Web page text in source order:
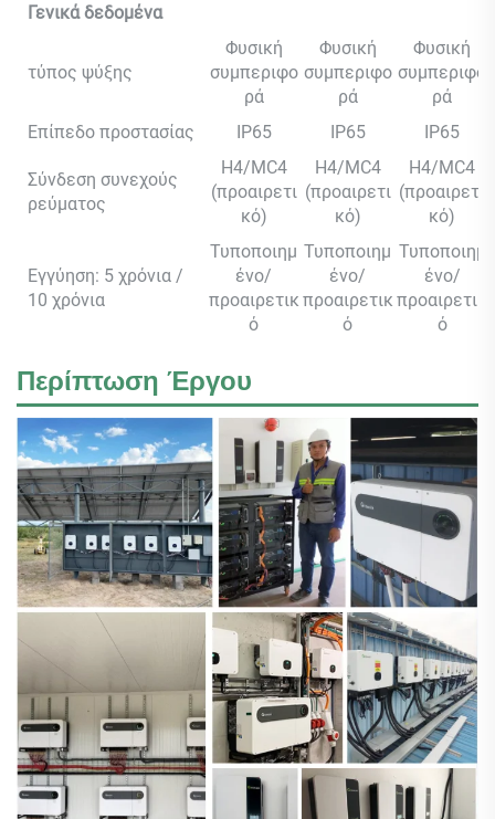
Γενικά δεδομένα
τύπος ψύξης
Φυσική
συμπεριφο
ρά
Φυσική
συμπεριφο
ρά
Φυσική
συμπεριφο
ρά
Επίπεδο προστασίας
IP65 IP65 IP65
Σύνδεση συνεχούς
ρεύματος
H4/MC4
(προαιρετι
κό)
H4/MC4
(προαιρετι
κό)
H4/MC4
(προαιρετι
κό)
Εγγύηση: 5 χρόνια /
10 χρόνια
Τυποποιημ
ένο/
προαιρετικ
ό
Τυποποιημ
ένο/
προαιρετικ
ό
Τυποποιημ
ένο/
προαιρετικ
ό
Περίπτωση Έργου